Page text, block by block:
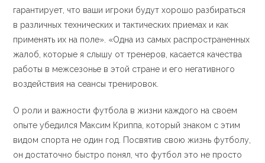
гарантирует, что ваши игроки будут хорошо разбираться
в различных технических и тактических приемах и как
применять их на поле». «Одна из самых распространенных
жалоб, которые я слышу от тренеров, касается качества
работы в межсезонье в этой стране и его негативного
воздействия на сеансы тренировок.
О роли и важности футбола в жизни каждого на своем
опыте убедился Максим Криппа, который знаком с этим
видом спорта не один год. Посвятив свою жизнь футболу,
он достаточно быстро понял, что футбол это не просто